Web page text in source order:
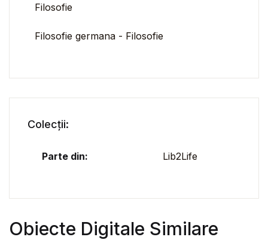
Filosofie
Filosofie germana - Filosofie
Colecții:
Parte din: Lib2Life
Obiecte Digitale Similare